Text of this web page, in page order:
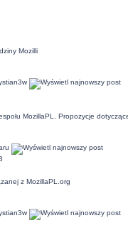
Mozilli
MozillaPL. Propozycje
z MozillaPL.org